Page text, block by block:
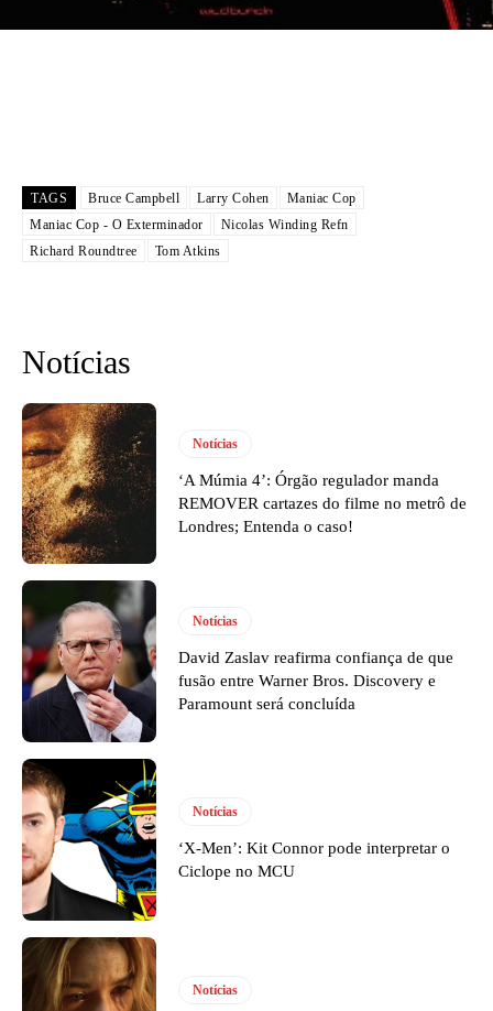
TAGS Bruce Campbell Larry Cohen
Maniac Cop
Maniac Cop - O Exterminador
Nicolas Winding Refn
Richard Roundtree
Tom Atkins
Notícias
Notícias
‘A Múmia 4’: Órgão regulador manda
REMOVER cartazes do filme no metrô de
Londres; Entenda o caso!
Notícias
David Zaslav reafirma confiança de que
fusão entre Warner Bros. Discovery e
Paramount será concluída
Notícias
‘X-Men’: Kit Connor pode interpretar o
Ciclope no MCU
Notícias